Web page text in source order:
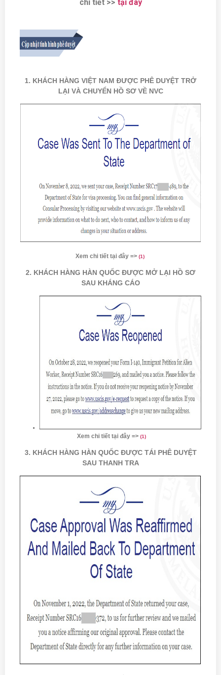
chi tiết >> tại đây
1. KHÁCH HÀNG VIỆT NAM ĐƯỢC PHÊ DUYỆT TRỞ
LẠI VÀ CHUYỂN HỒ SƠ VỀ NVC
Xem chi tiết tại đây => (1)
2. KHÁCH HÀNG HÀN QUỐC ĐƯỢC MỞ LẠI HỒ SƠ
SAU KHÁNG CÁO
Xem chi tiết tại đây => (1)
3. KHÁCH HÀNG HÀN QUỐC ĐƯỢC TÁI PHÊ DUYỆT
SAU THANH TRA